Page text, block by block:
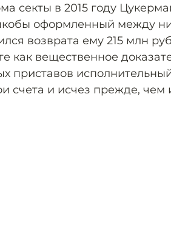
секты в 2015 году
оформленный между
возврата ему 215 млн
как вещественное
приставов
счета и исчез прежде, чем